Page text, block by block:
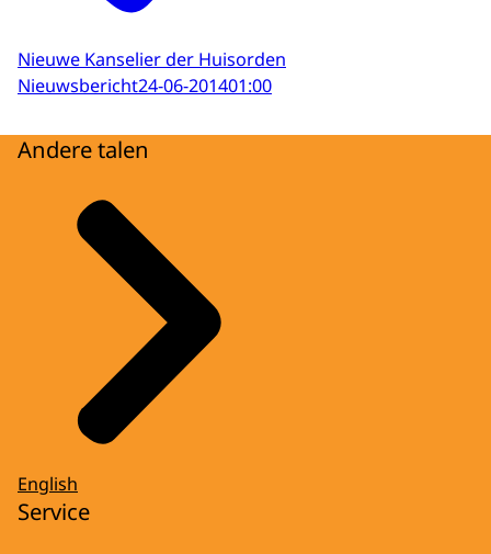
Nieuwe Kanselier der Huisorden
Nieuwsbericht24-06-201401:00
Andere talen
English
Service